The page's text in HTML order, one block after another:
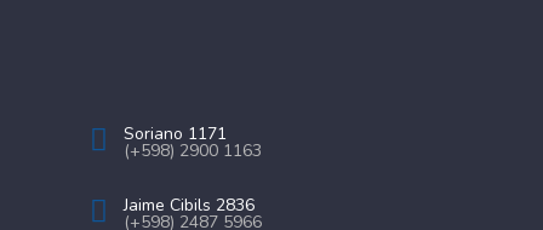
Soriano 1171
(+598) 2900 1163
Jaime Cibils 2836
(+598) 2487 5966